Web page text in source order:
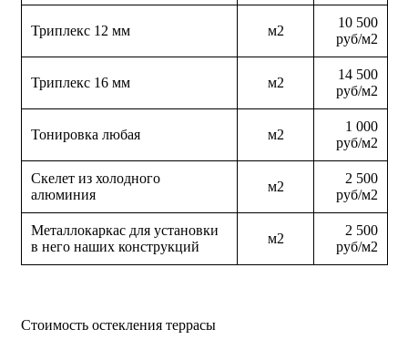
Триплекс 12 мм м2
10 500
руб/м2
Триплекс 16 мм м2
14 500
руб/м2
Тонировка любая м2
1 000
руб/м2
Скелет из холодного
алюминия
м2
2 500
руб/м2
Металлокаркас для установки
в него наших конструкций
м2
2 500
руб/м2
Стоимость остекления террасы